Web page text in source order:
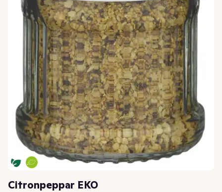
Citronpeppar EKO